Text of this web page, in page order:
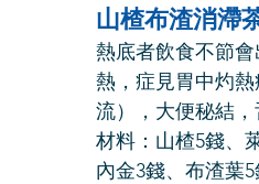
山楂布渣消滯
熱底者飲食不節
熱，症見胃中灼
流），大便秘結，
材料：山楂5錢、
內金3錢、布渣葉